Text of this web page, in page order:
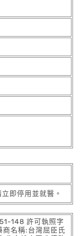
即停用並就醫。
148 許可執照字
商名稱:台灣屈臣氏